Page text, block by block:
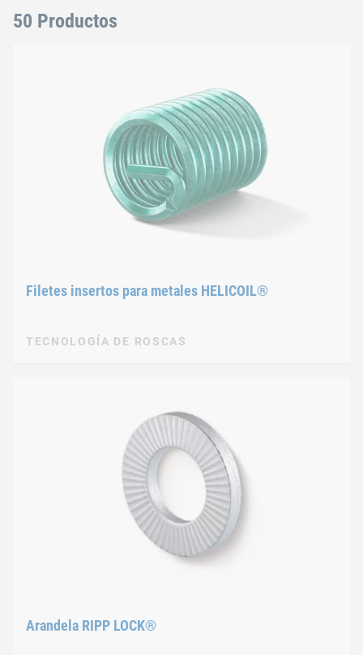
50 Productos
Filetes insertos para metales HELICOIL®
TECNOLOGÍA DE ROSCAS
Arandela RIPP LOCK®